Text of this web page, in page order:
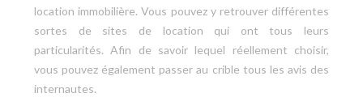
location immobilière. Vous pouvez y retrouver différentes
sortes de sites de location qui ont tous leurs
particularités. Afin de savoir lequel réellement choisir,
vous pouvez également passer au crible tous les avis des
internautes.